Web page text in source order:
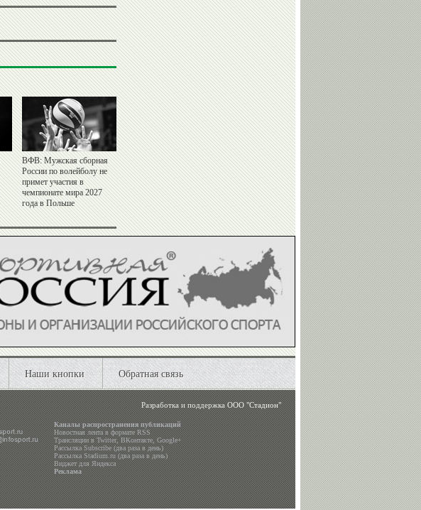
ВФВ: Мужская сборная
России по волейболу не
примет участия в
чемпионате мира 2027
года в Польше
Наши кнопки Обратная связь
Разработка и поддержкаООО "Стадион"
Каналы распространения публикаций
Новостная лента в формате RSS
Трансляции вTwitter,ВКонтакте,Google+
Рассылка Subscribe (два раза в день)
Рассылка Stadium.ru (два раза в день)
Виджет для Яндекса
Реклама